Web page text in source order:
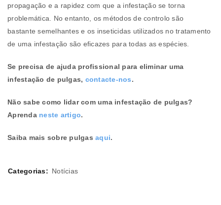
propagação e a rapidez com que a infestação se torna
problemática. No entanto, os métodos de controlo são
bastante semelhantes e os inseticidas utilizados no tratamento
de uma infestação são eficazes para todas as espécies.
Se precisa de ajuda profissional para eliminar uma
infestação de pulgas, contacte-nos.
Não sabe como lidar com uma infestação de pulgas?
Aprenda neste artigo.
Saiba mais sobre pulgas aqui.
Categorias: Notícias